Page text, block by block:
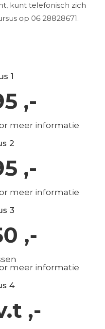
kunt telefonisch zich
op 06 28828671.
1
,-
meer informatie
2
,-
meer informatie
3
,-
meer informatie
4
,-